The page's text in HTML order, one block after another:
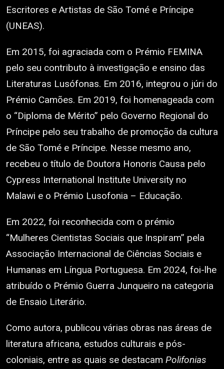
Escritores e Artistas de São Tomé e Príncipe
(UNEAS).
Em 2015, foi agraciada com o Prémio FEMINA
pelo seu contributo à investigação e ensino das
Literaturas Lusófonas. Em 2016, integrou o júri do
Prémio Camões. Em 2019, foi homenageada com
o “Diploma de Mérito” pelo Governo Regional do
Príncipe pelo seu trabalho de promoção da cultura
de São Tomé e Príncipe. Nesse mesmo ano,
recebeu o título de Doutora Honoris Causa pelo
Cypress International Institute University no
Malawi e o Prémio Lusofonia – Educação.
Em 2022, foi reconhecida com o prémio
“Mulheres Cientistas Sociais que Inspiram” pela
Associação Internacional de Ciências Sociais e
Humanas em Língua Portuguesa. Em 2024, foi-lhe
atribuído o Prémio Guerra Junqueiro na categoria
de Ensaio Literário.
Como autora, publicou várias obras nas áreas de
literatura africana, estudos culturais e pós-
coloniais, entre as quais se destacam Polifonias